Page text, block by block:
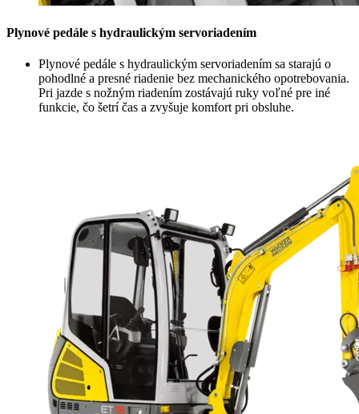
Plynové pedále s hydraulickým servoriadením
Plynové pedále s hydraulickým servoriadením sa starajú o
pohodlné a presné riadenie bez mechanického opotrebovania.
Pri jazde s nožným riadením zostávajú ruky voľné pre iné
funkcie, čo šetrí čas a zvyšuje komfort pri obsluhe.